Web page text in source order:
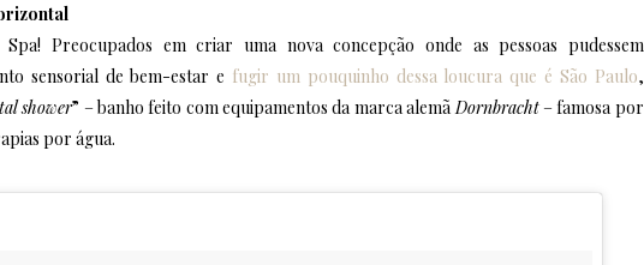
Preocupados em criar uma nova concepção onde as pessoas pudessem
sensorial de bem-estar e fugir um pouquinho dessa loucura que é São Paulo,
shower” – banho feito com equipamentos da marca alemã Dornbracht– famosa por
por água.